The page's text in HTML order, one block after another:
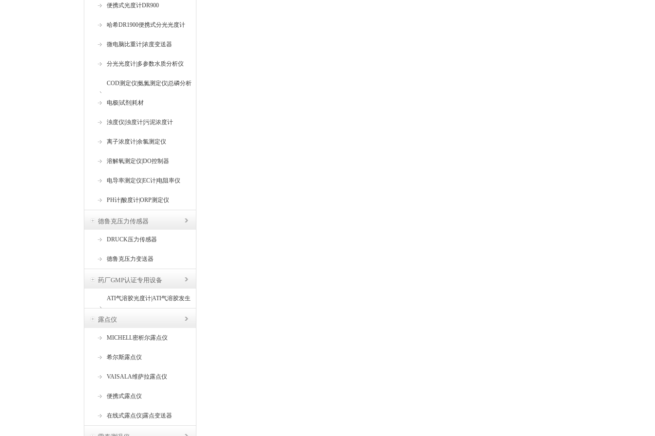
便携式光度计DR900
哈希DR1900便携式分光光度计
微电脑比重计|浓度变送器
分光光度计|多参数水质分析仪
COD测定仪|氨氮测定仪|总磷分析
仪
电极|试剂|耗材
浊度仪|浊度计|污泥浓度计
离子浓度计|余氯测定仪
溶解氧测定仪|DO控制器
电导率测定仪|EC计|电阻率仪
PH计|酸度计|ORP测定仪
德鲁克压力传感器
DRUCK压力传感器
德鲁克压力变送器
药厂GMP认证专用设备
ATI气溶胶光度计|ATI气溶胶发生
器
露点仪
MICHELL密析尔露点仪
希尔斯露点仪
VAISALA维萨拉露点仪
便携式露点仪
在线式露点仪|露点变送器